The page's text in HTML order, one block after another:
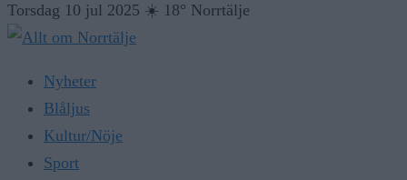
Torsdag 10 jul 2025 ☀️ 18° Norrtälje
Nyheter
Blåljus
Kultur/Nöje
Sport